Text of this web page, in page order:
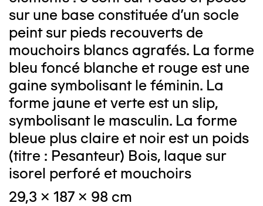
sur une base constituée d'un socle
peint sur pieds recouverts de
mouchoirs blancs agrafés. La forme
bleu foncé blanche et rouge est une
gaine symbolisant le féminin. La
forme jaune et verte est un slip,
symbolisant le masculin. La forme
bleue plus claire et noir est un poids
(titre : Pesanteur) Bois, laque sur
isorel perforé et mouchoirs
29,3 x 187 x 98 cm